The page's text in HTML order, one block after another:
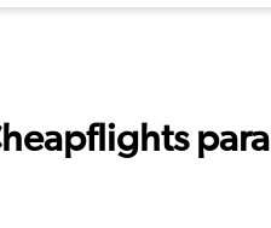
para